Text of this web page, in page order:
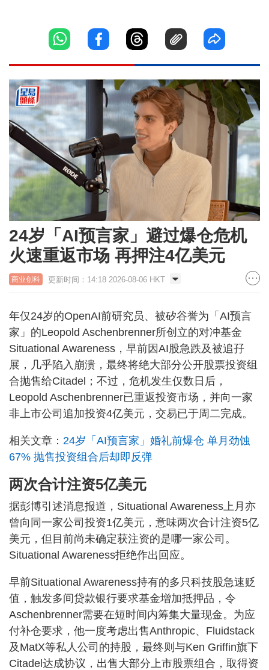
24岁「AI预言家」避过爆仓危机
火速重返市场 再押注4亿美元
商业创科 更新时间：14:18 2026-08-06 HKT
年仅24岁的OpenAI前研究员、被矽谷誉为「AI预言
家」的Leopold Aschenbrenner所创立的对冲基金
Situational Awareness，早前因AI股急跌及被追孖
展，几乎陷入崩溃，最终将绝大部分公开股票投资组
合抛售给Citadel；不过，危机发生仅数日后，
Leopold Aschenbrenner已重返投资市场，并向一家
非上市公司追加投资4亿美元，交易已于周二完成。
相关文章： 24岁「AI预言家」婚礼前爆仓 单月劲蚀
67% 抛售投资组合后却即反弹
两次合计注资5亿美元
据彭博引述消息报道，Situational Awareness上月亦
曾向同一家公司投资1亿美元，意味两次合计注资5亿
美元，但目前尚未确定获注资的是哪一家公司。
Situational Awareness拒绝作出回应。
早前Situational Awareness持有的多只科技股急速贬
值，触发多间贷款银行要求基金增加抵押品，令
Aschenbrenner需要在短时间内筹集大量现金。为应
付补仓要求，他一度考虑出售Anthropic、Fluidstack
及MatX等私人公司的持股，最终则与Ken Griffin旗下
Citadel达成协议，出售大部分上市股票组合，取得资